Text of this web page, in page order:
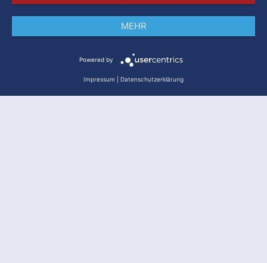
Datenschutz
MEHR
Powered by
Impressum Datenschutzerklärung